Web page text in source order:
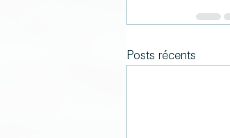
Posts récents